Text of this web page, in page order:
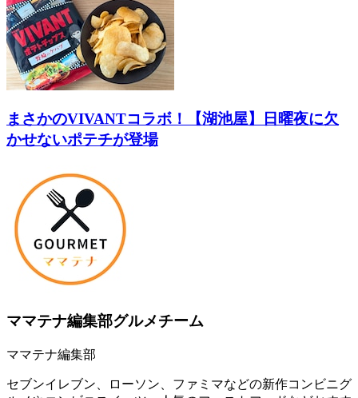
まさかのVIVANTコラボ！【湖池屋】日曜夜に欠
かせないポテチが登場
ママテナ編集部グルメチーム
ママテナ編集部
セブンイレブン、ローソン、ファミマなどの新作コンビニグ